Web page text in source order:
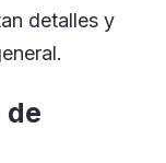
detalles y
de